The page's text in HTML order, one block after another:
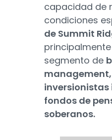
capacidad de
condiciones
de Summit
segmento de
fondos de
soberanos.